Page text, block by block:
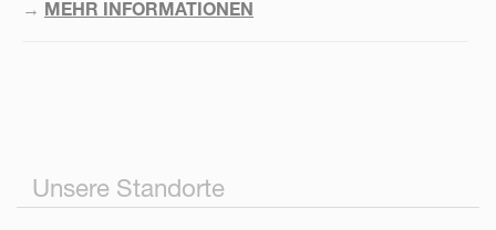
→ MEHR INFORMATIONEN
Unsere Standorte